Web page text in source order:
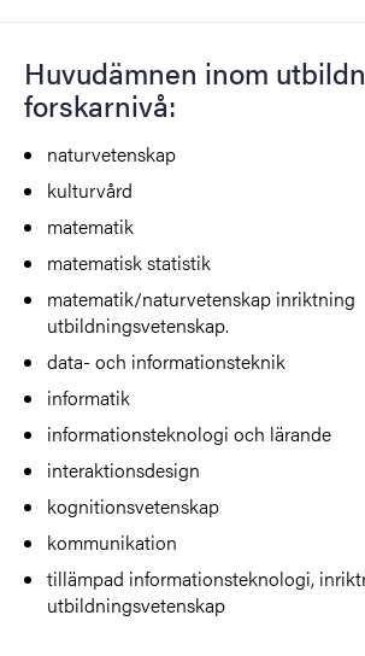
Huvudämnen inom
forskarnivå:
naturvetenskap
kulturvård
matematik
matematisk statistik
matematik/naturvetenskap inriktning
utbildningsvetenskap.
data- och informationsteknik
informatik
informationsteknologi och lärande
interaktionsdesign
kognitionsvetenskap
kommunikation
tillämpad informationsteknologi,
utbildningsvetenskap